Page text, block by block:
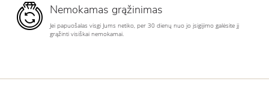
Nemokamas grąžinimas
Jei papuošalas visgi Jums netiko, per 30 dienų nuo jo įsigijimo galėsite jį
grąžinti visiškai nemokamai.